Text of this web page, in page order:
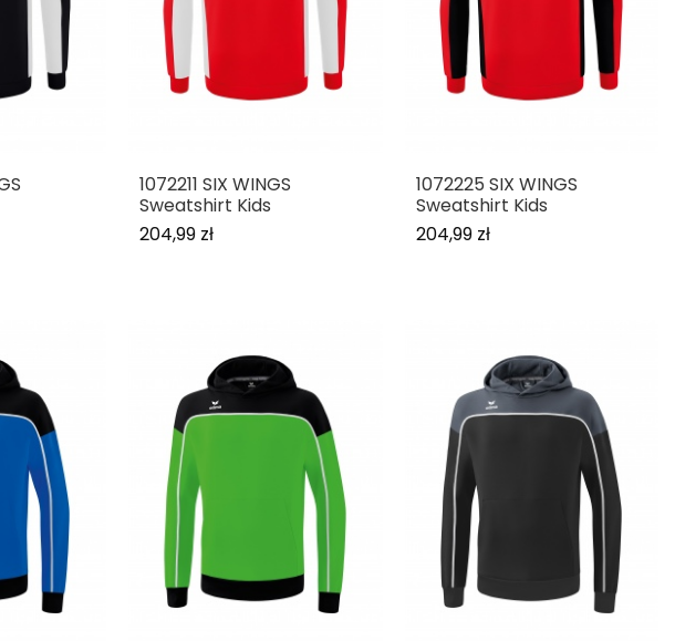
1072211 SIX WINGS
Sweatshirt Kids
204,99 zł
1072225 SIX WINGS
Sweatshirt Kids
204,99 zł